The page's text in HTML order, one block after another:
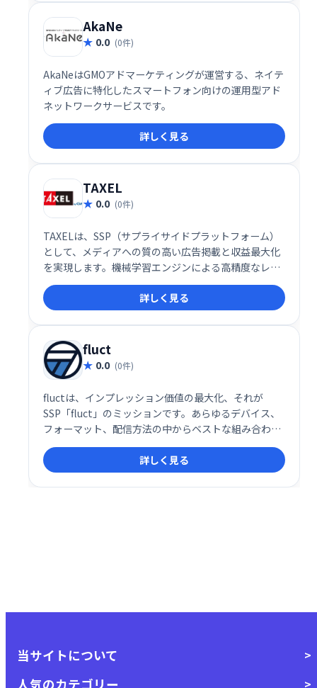
AkaNe
0.0 (0件)
AkaNeはGMOアドマーケティングが運営する、ネイテ
ィブ広告に特化したスマートフォン向けの運用型アド
ネットワークサービスです。
詳しく見る
TAXEL
0.0 (0件)
TAXELは、SSP（サプライサイドプラットフォーム）
として、メディアへの質の高い広告掲載と収益最大化
を実現します。機械学習エンジンによる高精度なレコ
メンド機能や、ヒートマップ分析、ABテスト機能など
を搭載し、メディアの回遊性向上と広告効果の最適化
を支援します。充実した機能で、広告収益の最大化を
目指します。
詳しく見る
fluct
0.0 (0件)
fluctは、インプレッション価値の最大化、それが
SSP「fluct」のミッションです。あらゆるデバイス、
フォーマット、配信方法の中からベストな組み合わせ
を提案し収益性の高い広告を選び出します。
詳しく見る
当サイトについて
人気のカテゴリー